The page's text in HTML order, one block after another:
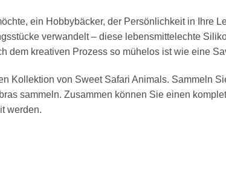
ein Hobbybäcker, der Persönlichkeit in Ihre
verwandelt – diese lebensmittelechte
dem kreativen Prozess so mühelos ist wie eine
Kollektion von Sweet Safari Animals. Sammeln
sammeln. Zusammen können Sie einen
werden.